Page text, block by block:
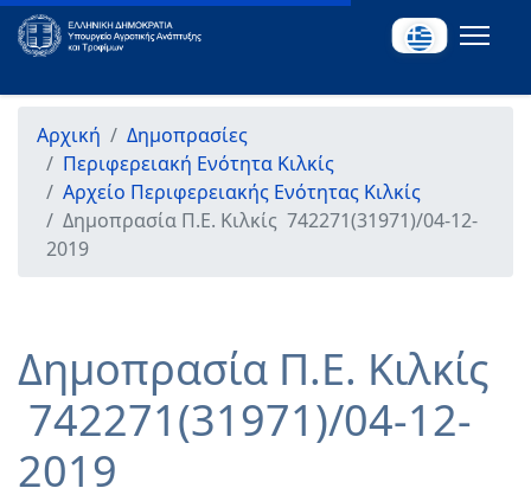
Αρχική
Δημοπρασίες
Περιφερειακή Ενότητα Κιλκίς
Αρχείο Περιφερειακής Ενότητας Κιλκίς
Δημοπρασία Π.Ε. Κιλκίς 742271(31971)/04-12-
2019
Δημοπρασία Π.Ε. Κιλκίς
742271(31971)/04-12-
2019